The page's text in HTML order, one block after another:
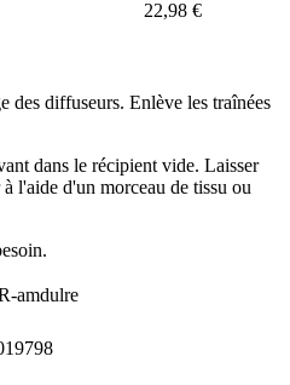
22,98 €
des diffuseurs. Enlève les traînées
dans le récipient vide. Laisser
l'aide d'un morceau de tissu ou
amdulre